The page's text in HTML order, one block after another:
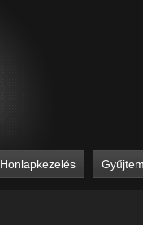
Honlapkezelés